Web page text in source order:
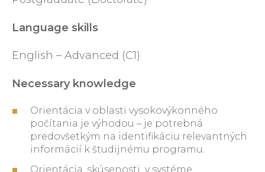
Language skills
English – Advanced (C1)
Necessary knowledge
Orientácia v oblasti vysokovýkonného
počítania je výhodou – je potrebná
predovšetkým na identifikáciu relevantných
informácií k študijnému programu.
Orientácia, skúsenosti v systéme